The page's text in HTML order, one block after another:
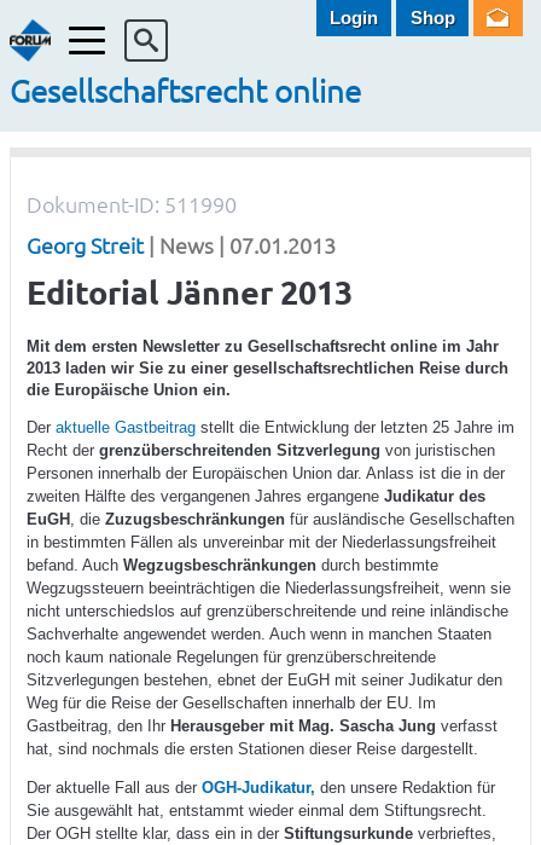
Menü
Gesellschaftsrecht online
Login Shop
Dokument-ID: 511990
Georg Streit| News | 07.01.2013
Editorial Jänner 2013
Mit dem ersten Newsletter zu Gesellschaftsrecht online im Jahr
2013 laden wir Sie zu einer gesellschaftsrechtlichen Reise durch
die Europäische Union ein.
Der aktuelle Gastbeitragstellt die Entwicklung der letzten 25 Jahre im
Recht der grenzüberschreitenden Sitzverlegung von juristischen
Personen innerhalb der Europäischen Union dar. Anlass ist die in der
zweiten Hälfte des vergangenen Jahres ergangene Judikatur des
EuGH, die Zuzugsbeschränkungenfür ausländische Gesellschaften
in bestimmten Fällen als unvereinbar mit der Niederlassungsfreiheit
befand. Auch Wegzugsbeschränkungendurch bestimmte
Wegzugssteuern beeinträchtigen die Niederlassungsfreiheit, wenn sie
nicht unterschiedslos auf grenzüberschreitende und reine inländische
Sachverhalte angewendet werden. Auch wenn in manchen Staaten
noch kaum nationale Regelungen für grenzüberschreitende
Sitzverlegungen bestehen, ebnet der EuGH mit seiner Judikatur den
Weg für die Reise der Gesellschaften innerhalb der EU. Im
Gastbeitrag, den Ihr Herausgeber mit Mag. Sascha Jung verfasst
hat, sind nochmals die ersten Stationen dieser Reise dargestellt.
Der aktuelle Fall aus der OGH-Judikatur, den unsere Redaktion für
Sie ausgewählt hat, entstammt wieder einmal dem Stiftungsrecht.
Der OGH stellte klar, dass ein in der Stiftungsurkundeverbrieftes,